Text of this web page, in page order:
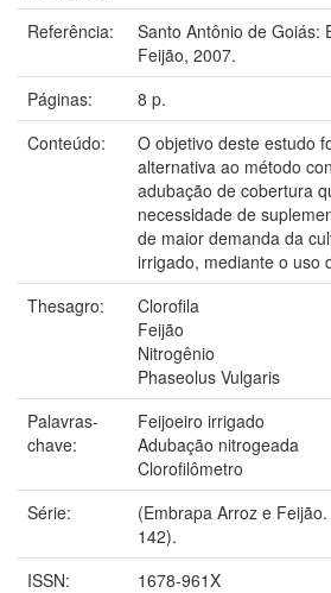
Referência:
Santo Antônio de Goiás:
Feijão, 2007.
Páginas:
8 p.
Conteúdo:
O objetivo deste estudo
alternativa ao método
adubação de cobertura
necessidade de
de maior demanda da
irrigado, mediante o uso
Thesagro:
Clorofila
Feijão
Nitrogênio
Phaseolus Vulgaris
Palavras-
chave:
Feijoeiro irrigado
Adubação nitrogeada
Clorofilômetro
Série:
(Embrapa Arroz e
142).
ISSN:
1678-961X